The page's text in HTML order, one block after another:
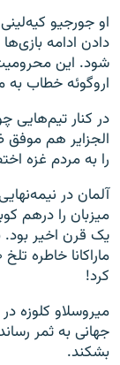
او جورجیو
دادن ادامه
شود. این
اروگوئه خطاب به
در کنار تیم‌هایی
الجزایر هم
را به مردم غزه
میزبان را درهم
یک قرن اخیر بود.
کرد!
میروسلاو کلوزه
جهانی به ثمر
بشکند.